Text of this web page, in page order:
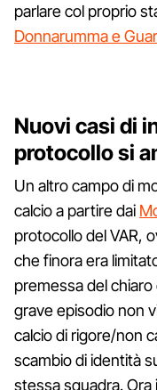
parlare col proprio
Donnarumma e
Nuovi casi di
protocollo si
Un altro campo di
calcio a partire dai
protocollo del VAR,
che finora era
premessa del
grave episodio non
calcio di rigore/non
scambio di identità
stessa squadra. Ora